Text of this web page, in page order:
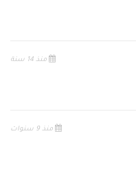
منذ 14 سنة
منذ 9 سنوات